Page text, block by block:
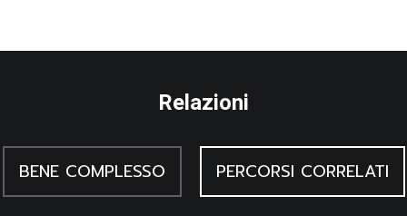
Relazioni
BENE COMPLESSO PERCORSI CORRELATI